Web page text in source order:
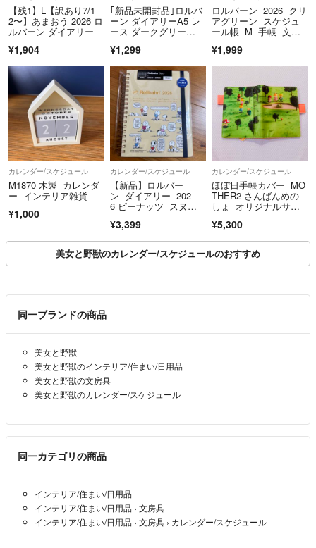
また、確認不足などでの返品や返金、クレームなども一切受け付けてお
りません
お互い気持ちの良い取引ができればなと思います☺︎
【残1】L【訳あり7/1
2〜】あまおう 2026 ロ
ルバーン ダイアリー
¥1,904
｢新品未開封品｣ロルバ
ーン ダイアリーA5 レ
ース ダークグリー
¥1,299
ロルバーン 2026 クリ
アグリーン スケジュ
ール帳 M 手帳 文
¥1,999
カレンダー/スケジュール
M1870 木製 カレンダ
ー インテリア雑貨
¥1,000
カレンダー/スケジュール
【新品】ロルバー
ン ダイアリー 202
6 ピーナッツ スヌー
¥3,399
カレンダー/スケジュール
ほぼ日手帳カバー MO
THER2 さんばんめの
しょ オリジナルサイ
¥5,300
美女と野獣のカレンダー/スケジュールのおすすめ
同一ブランドの商品
美女と野獣
美女と野獣のインテリア/住まい/日用品
美女と野獣の文房具
美女と野獣のカレンダー/スケジュール
同一カテゴリの商品
インテリア/住まい/日用品
インテリア/住まい/日用品 › 文房具
インテリア/住まい/日用品 › 文房具 › カレンダー/スケジュール